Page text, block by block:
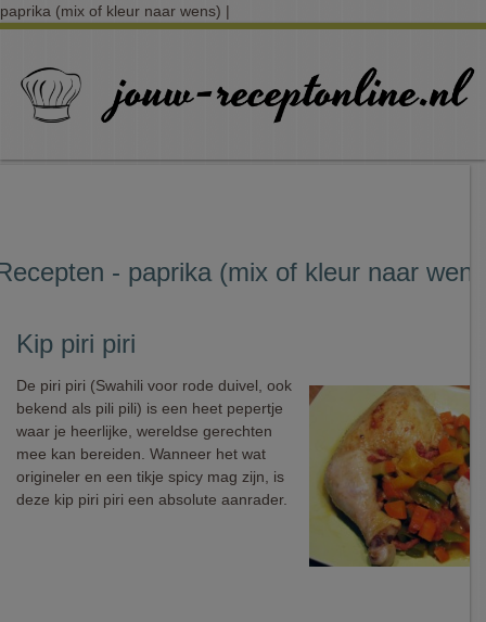
paprika (mix of kleur naar wens) |
- paprika (mix of kleur naar
Kip piri piri
De piri piri (Swahili voor rode duivel, ook
bekend als pili pili) is een heet pepertje
waar je heerlijke, wereldse gerechten
mee kan bereiden. Wanneer het wat
origineler en een tikje spicy mag zijn, is
deze kip piri piri een absolute aanrader.